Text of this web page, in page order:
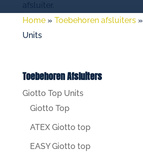
afsluiter.
Home» Toebehoren afsluiters»
Units
Toebehoren Afsluiters
Giotto Top Units
Giotto Top
ATEX Giotto top
EASY Giotto top